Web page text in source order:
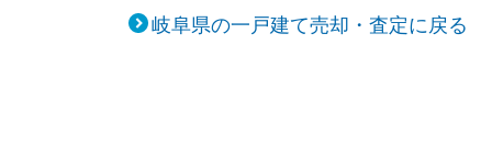
岐阜県の一戸建て売却・査定に戻る